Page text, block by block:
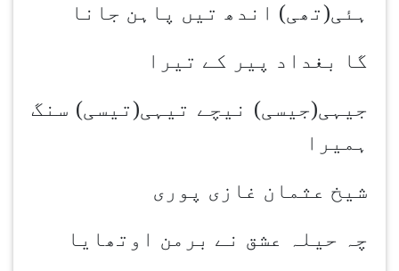
ہئی(تھی) اندھ تیں پاہن جانا
گا بغداد پیر کے تیرا
جیہی(جیسی) نیچے تیہی(تیسی) سنگ
ہمیرا
شیخ عثمان غازی پوری
چہ حیلہ عشق نے برمن اوتھایا